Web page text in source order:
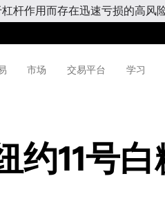
杆作用而存在迅速亏损的高风
市场 交易平台 学习
约11号白